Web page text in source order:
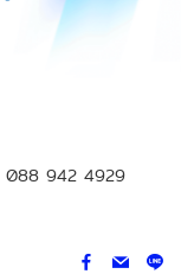
088 942 4929